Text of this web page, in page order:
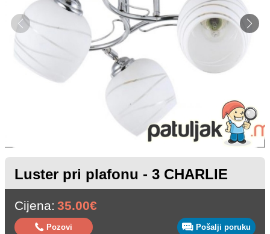
Luster pri plafonu - 3 CHARLIE
Cijena: 35.00€
Pozovi Pošalji poruku